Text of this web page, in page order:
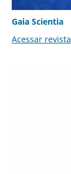
Gaia Scientia
Acessar revista